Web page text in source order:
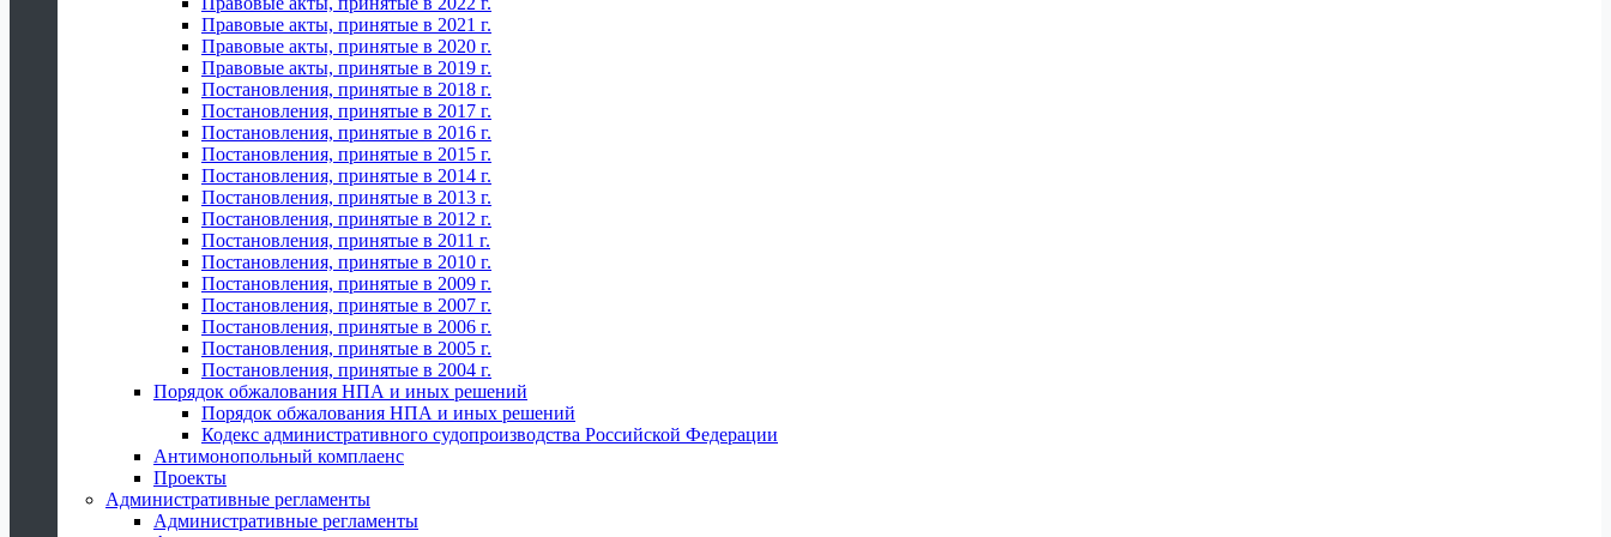
Правовые акты, принятые в 2021 г.
Правовые акты, принятые в 2020 г.
Правовые акты, принятые в 2019 г.
Постановления, принятые в 2018 г.
Постановления, принятые в 2017 г.
Постановления, принятые в 2016 г.
Постановления, принятые в 2015 г.
Постановления, принятые в 2014 г.
Постановления, принятые в 2013 г.
Постановления, принятые в 2012 г.
Постановления, принятые в 2011 г.
Постановления, принятые в 2010 г.
Постановления, принятые в 2009 г.
Постановления, принятые в 2007 г.
Постановления, принятые в 2006 г.
Постановления, принятые в 2005 г.
Постановления, принятые в 2004 г.
Порядок обжалования НПА и иных решений
Порядок обжалования НПА и иных решений
Кодекс административного судопроизводства Российской Федерации
Антимонопольный комплаенс
Проекты
Административные регламенты
Административные регламенты